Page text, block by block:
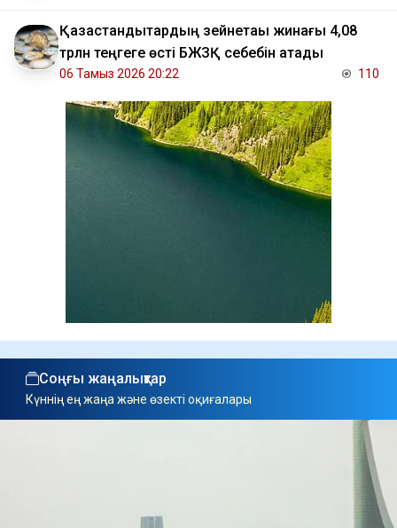
Қазақстандықтардың зейнетақы жинағы 4,08
трлн теңгеге өсті БЖЗҚ себебін атады
06 Тамыз 2026 20:22 110
Соңғы жаңалықтар
Күннің ең жаңа және өзекті оқиғалары